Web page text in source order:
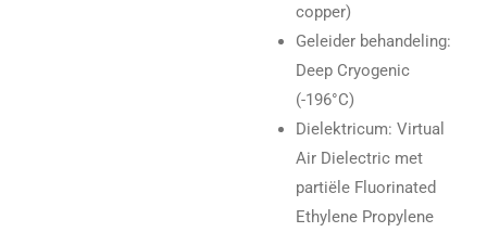
copper)
Geleider behandeling:
Deep Cryogenic
(-196°C)
Dielektricum: Virtual
Air Dielectric met
partiële Fluorinated
Ethylene Propylene